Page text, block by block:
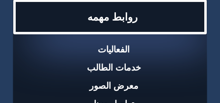
روابط مهمه
الفعاليات
خدمات الطالب
معرض الصور